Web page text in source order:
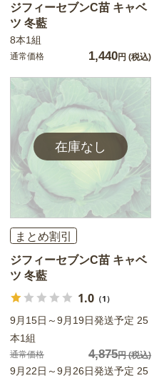
ジフィーセブンC苗 キャベ
ツ 冬藍
8本1組
通常価格 1,440円 (税込)
まとめ割引
ジフィーセブンC苗 キャベ
ツ 冬藍
1.0（1）
9月15日～9月19日発送予定 25
本1組
通常価格 4,875円(税込)
9月22日～9月26日発送予定 25